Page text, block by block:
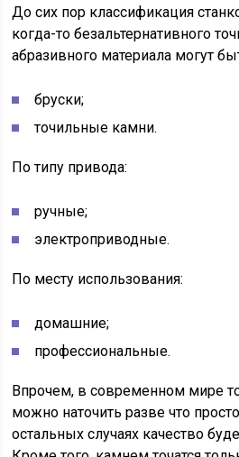
До сих пор классификация
когда-то безальтернативного
абразивного материала могут
бруски;
точильные камни.
По типу привода:
ручные;
электроприводные.
По месту использования:
домашние;
профессиональные.
Впрочем, в современном мире
можно наточить разве что
остальных случаях качество